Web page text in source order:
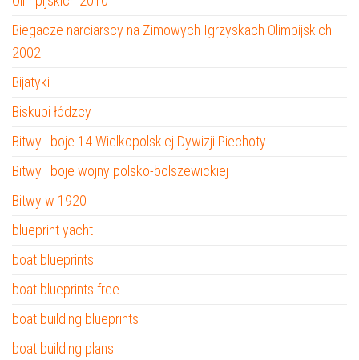
Biegacze narciarscy na Zimowych Igrzyskach Olimpijskich
2002
Bijatyki
Biskupi łódzcy
Bitwy i boje 14 Wielkopolskiej Dywizji Piechoty
Bitwy i boje wojny polsko-bolszewickiej
Bitwy w 1920
blueprint yacht
boat blueprints
boat blueprints free
boat building blueprints
boat building plans